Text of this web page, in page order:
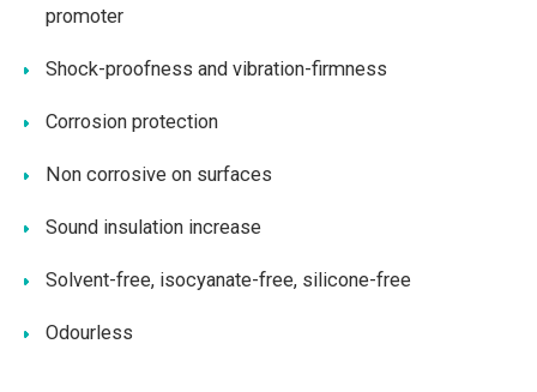
promoter
Shock-proofness and vibration-firmness
Corrosion protection
Non corrosive on surfaces
Sound insulation increase
Solvent-free, isocyanate-free, silicone-free
Odourless